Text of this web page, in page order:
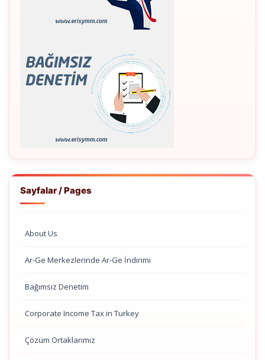
Sayfalar / Pages
About Us
Ar-Ge Merkezlerinde Ar-Ge İndirimi
Bağımsız Denetim
Corporate Income Tax in Turkey
Çözüm Ortaklarımız